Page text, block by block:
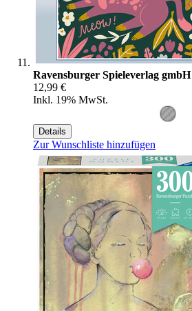
Ravensburger Spieleverlag gmbH
12,99 €
Inkl. 19% MwSt.
Details
Zur Wunschliste hinzufügen